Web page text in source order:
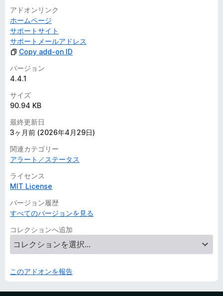
アドオンリンク
ホームページ
サポートサイト
サポートメールアドレス
Copy add-on ID
バージョン
4.4.1
サイズ
90.94 KB
最終更新日
3ヶ月前 (2026年4月29日)
関連カテゴリー
アラート／ステータス
ライセンス
MIT License
バージョン履歴
すべてのバージョンを見る
コレクションへ追加
このアドオンを報告